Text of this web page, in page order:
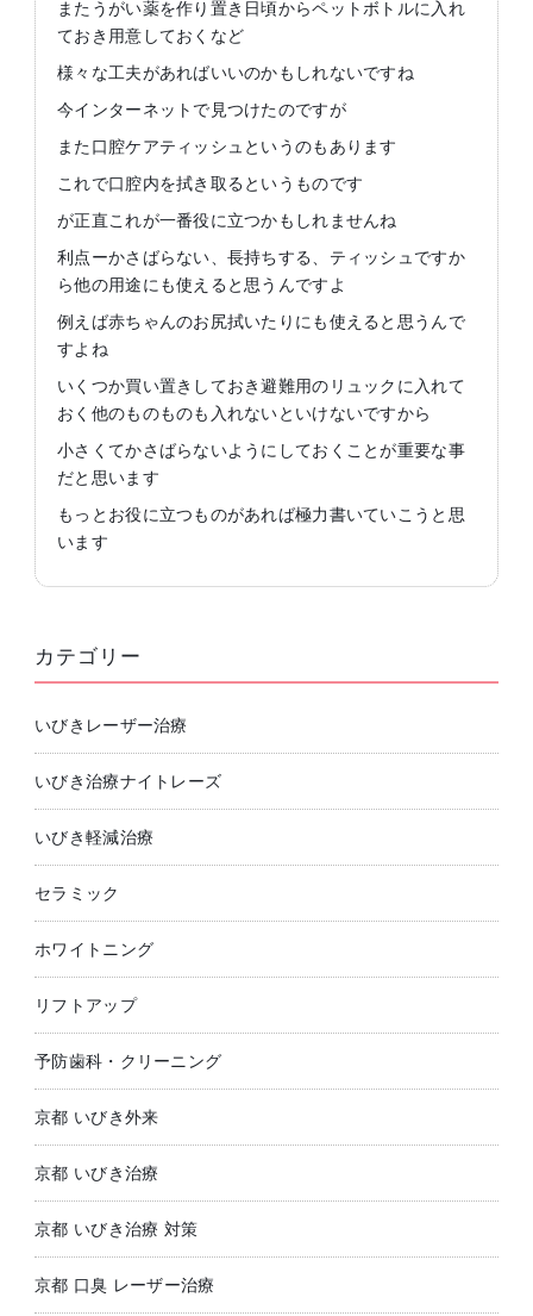
またうがい薬を作り置き日頃からペットボトルに入れ
ておき用意しておくなど
様々な工夫があればいいのかもしれないですね
今インターネットで見つけたのですが
また口腔ケアティッシュというのもあります
これで口腔内を拭き取るというものです
が正直これが一番役に立つかもしれませんね
利点ーかさばらない、長持ちする、ティッシュですか
ら他の用途にも使えると思うんですよ
例えば赤ちゃんのお尻拭いたりにも使えると思うんで
すよね
いくつか買い置きしておき避難用のリュックに入れて
おく他のものものも入れないといけないですから
小さくてかさばらないようにしておくことが重要な事
だと思います
もっとお役に立つものがあれば極力書いていこうと思
います
カテゴリー
いびきレーザー治療
いびき治療ナイトレーズ
いびき軽減治療
セラミック
ホワイトニング
リフトアップ
予防歯科・クリーニング
京都 いびき外来
京都 いびき治療
京都 いびき治療 対策
京都 口臭 レーザー治療